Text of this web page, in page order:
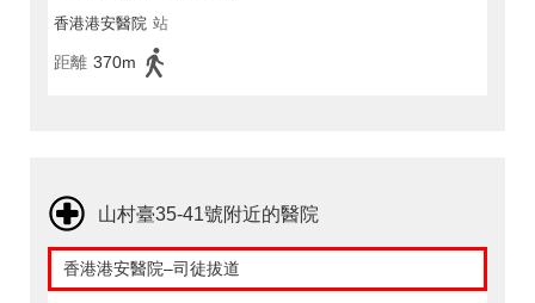
香港港安醫院 站
距離 370m
山村臺35-41號附近的醫院
香港港安醫院–司徒拔道